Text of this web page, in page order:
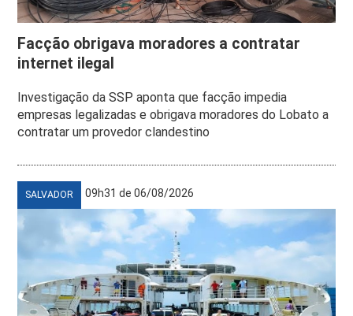
Facção obrigava moradores a contratar
internet ilegal
Investigação da SSP aponta que facção impedia
empresas legalizadas e obrigava moradores do Lobato a
contratar um provedor clandestino
SALVADOR 09h31 de 06/08/2026